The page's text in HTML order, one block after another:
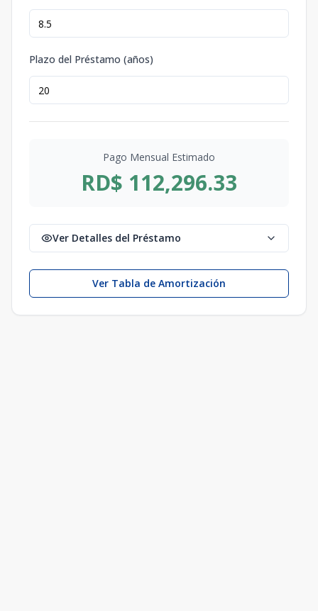
Plazo del Préstamo (años)
Pago Mensual Estimado
RD$ 112,296.33
Ver Detalles del Préstamo
Ver Tabla de Amortización